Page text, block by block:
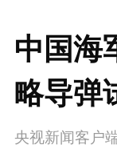
中国海
略导弹
央视新闻客户